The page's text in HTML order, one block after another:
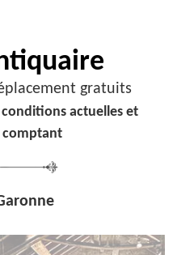
gratuits
actuelles et
comptant